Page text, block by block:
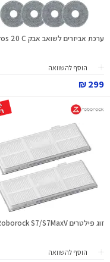
ערכת אביזרים לשואב אבק Saros 20 C
הוסף להשוואה
299 ₪
זוג פילטרים Roborock S7/S7MaxV
הוסף להשוואה